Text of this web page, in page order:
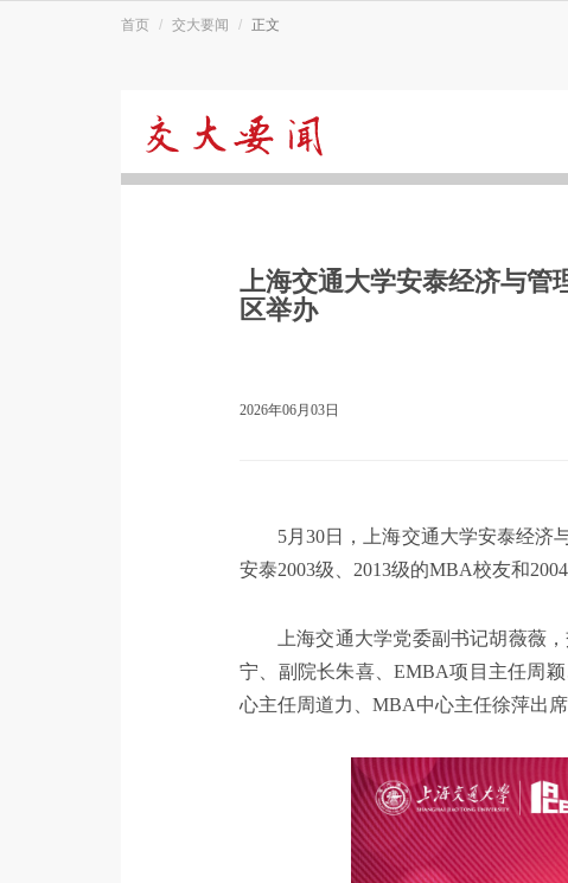
首页 交大要闻 正文
要
上海交通大学安泰经济与管
区举办
2026年06月03日
5月30日，上海交通大学安泰经济
安泰2003级、2013级的MBA校友和
上海交通大学党委副书记胡薇薇
宁、副院长朱喜、EMBA项目主任周
心主任周道力、MBA中心主任徐萍出席